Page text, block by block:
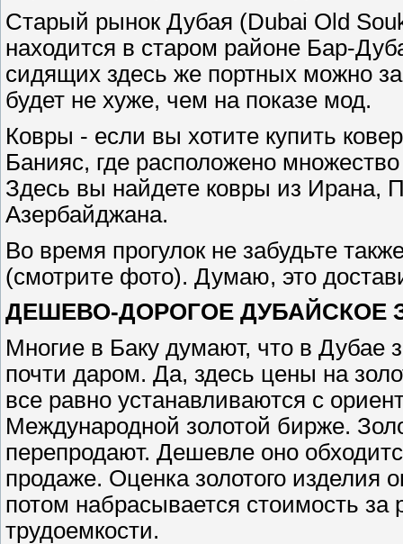
Старый рынок Дубая (Dubai Old
находится в старом районе Бар-
сидящих здесь же портных можно
будет не хуже, чем на показе мод.
Ковры - если вы хотите купить
Банияс, где расположено
Здесь вы найдете ковры из Ирана,
Азербайджана.
Во время прогулок не забудьте
(смотрите фото). Думаю, это
ДЕШЕВО-ДОРОГОЕ ДУБАЙСКОЕ
Многие в Баку думают, что в Дубае
почти даром. Да, здесь цены на
все равно устанавливаются с
Международной золотой бирже.
перепродают. Дешевле оно
продаже. Оценка золотого изделия
потом набрасывается стоимость за
трудоемкости.